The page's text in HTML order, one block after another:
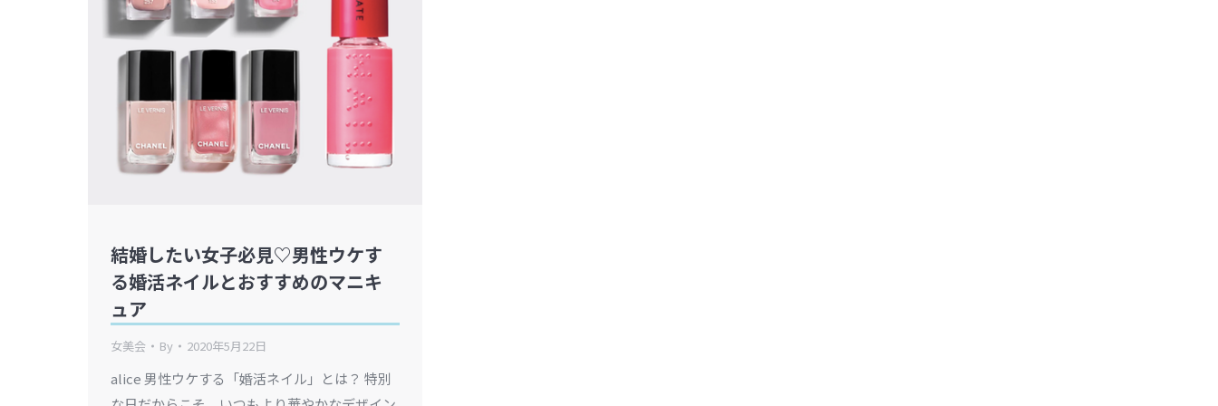
結婚したい女子必見♡男性ウケす
る婚活ネイルとおすすめのマニキ
ュア
女美会 By 2020年5月22日
alice 男性ウケする「婚活ネイル」とは？ 特別